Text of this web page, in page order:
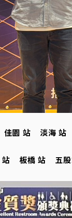
園 站 淡海 站
板橋 站 五